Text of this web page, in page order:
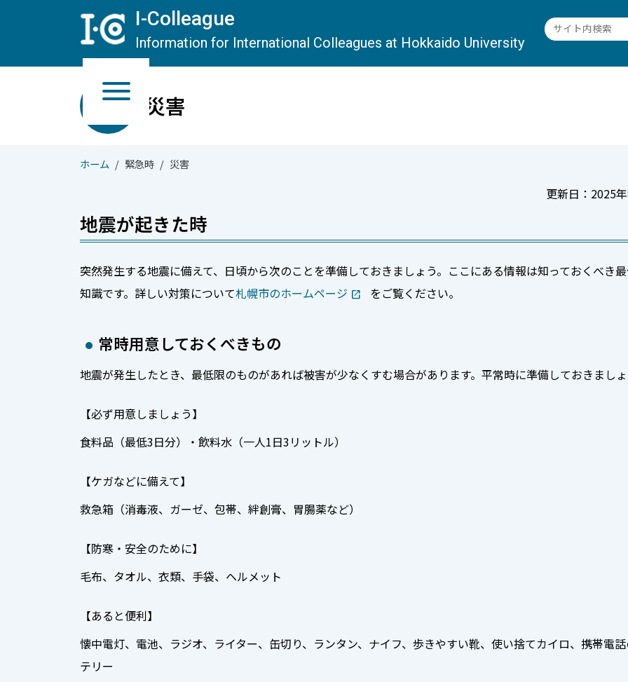
メインコンテンツへスキップI-Colleague
Information for International Colleagues at Hokkaido University
03
災害
ホーム 緊急時 災害
更新日：2025
地震が起きた時
突然発生する地震に備えて、日頃から次のことを準備しておきましょう。ここにある情報は知っておくべき
知識です。詳しい対策について札幌市のホームページ をご覧ください。
常時用意しておくべきもの
地震が発生したとき、最低限のものがあれば被害が少なくすむ場合があります。平常時に準備しておきまし
【必ず用意しましょう】
食料品（最低3日分）・飲料水（一人1日3リットル）
【ケガなどに備えて】
救急箱（消毒液、ガーゼ、包帯、絆創膏、胃腸薬など）
【防寒・安全のために】
毛布、タオル、衣類、手袋、ヘルメット
【あると便利】
懐中電灯、電池、ラジオ、ライター、缶切り、ランタン、ナイフ、歩きやすい靴、使い捨てカイロ、携帯電
テリー